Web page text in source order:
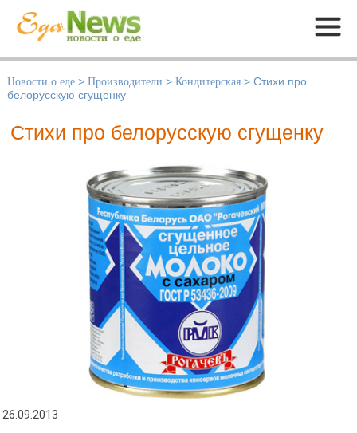
Меню
Новости о еде > Производители > Кондитерская > Стихи про
белорусскую сгущенку
Стихи про белорусскую сгущенку
26.09.2013